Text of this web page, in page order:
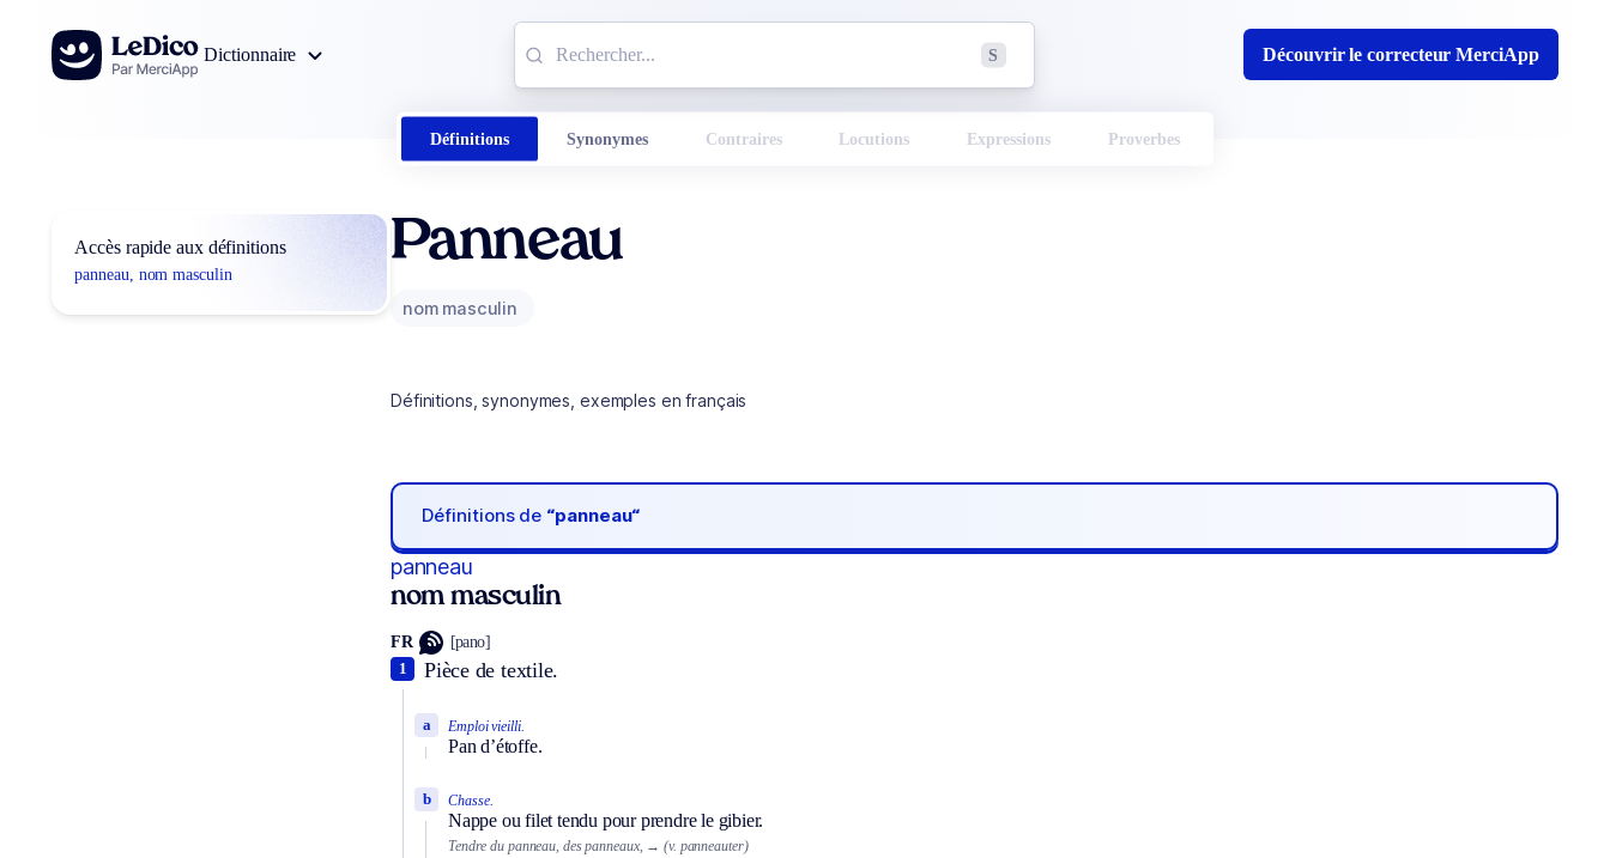
Aller au contenu
Dictionnaire
S Découvrir le correcteur MerciApp
Définitions Synonymes Contraires Locutions Expressions Proverbes
Accès rapide aux définitions
panneau, nom masculin
Panneau
nom masculin
Définitions, synonymes, exemples en français
Définitions de “panneau“
panneau
nom masculin
FR [pano]
Pièce de textile.
1
Emploi vieilli.
Pan d’étoffe.
a
Chasse.
Nappe ou filet tendu pour prendre le gibier.
b
Tendre du panneau, des panneaux, →(v. panneauter)